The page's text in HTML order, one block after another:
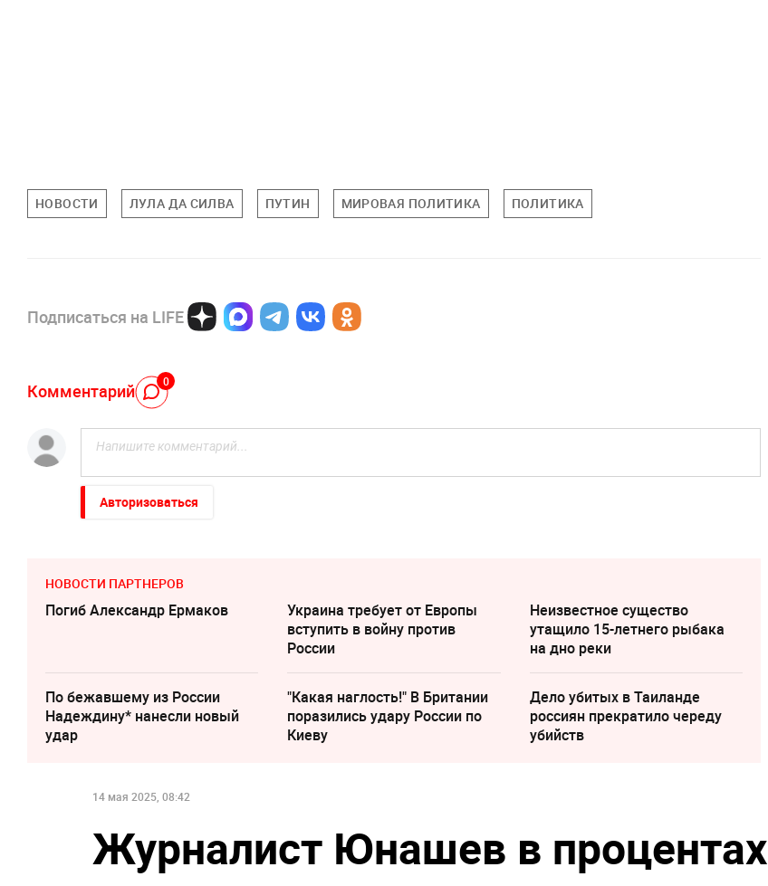
НОВОСТИ ЛУЛА ДА СИЛВА ПУТИН МИРОВАЯ ПОЛИТИКА ПОЛИТИКА
Подписаться на LIFE
Комментарий 0
Авторизоваться
НОВОСТИ ПАРТНЕРОВ
Погиб Александр Ермаков
Украина требует от Европы
вступить в войну против
России
Неизвестное существо
утащило 15-летнего рыбака
на дно реки
По бежавшему из России
Надеждину* нанесли новый
удар
"Какая наглость!" В Британии
поразились удару России по
Киеву
Дело убитых в Таиланде
россиян прекратило череду
убийств
14 мая 2025, 08:42
Журналист Юнашев в процентах